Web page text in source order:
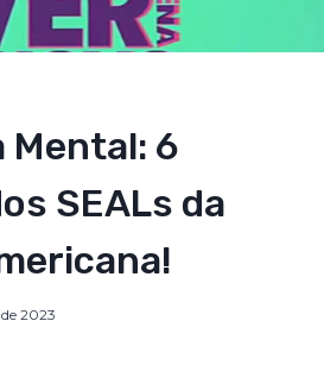
Mental: 6
SEALs da
2023